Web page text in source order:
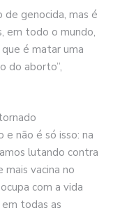
de genocida, mas é
em todo o mundo,
é matar uma
do aborto”,
não é só isso: na
lutando contra
vacina no
com a vida
todas as